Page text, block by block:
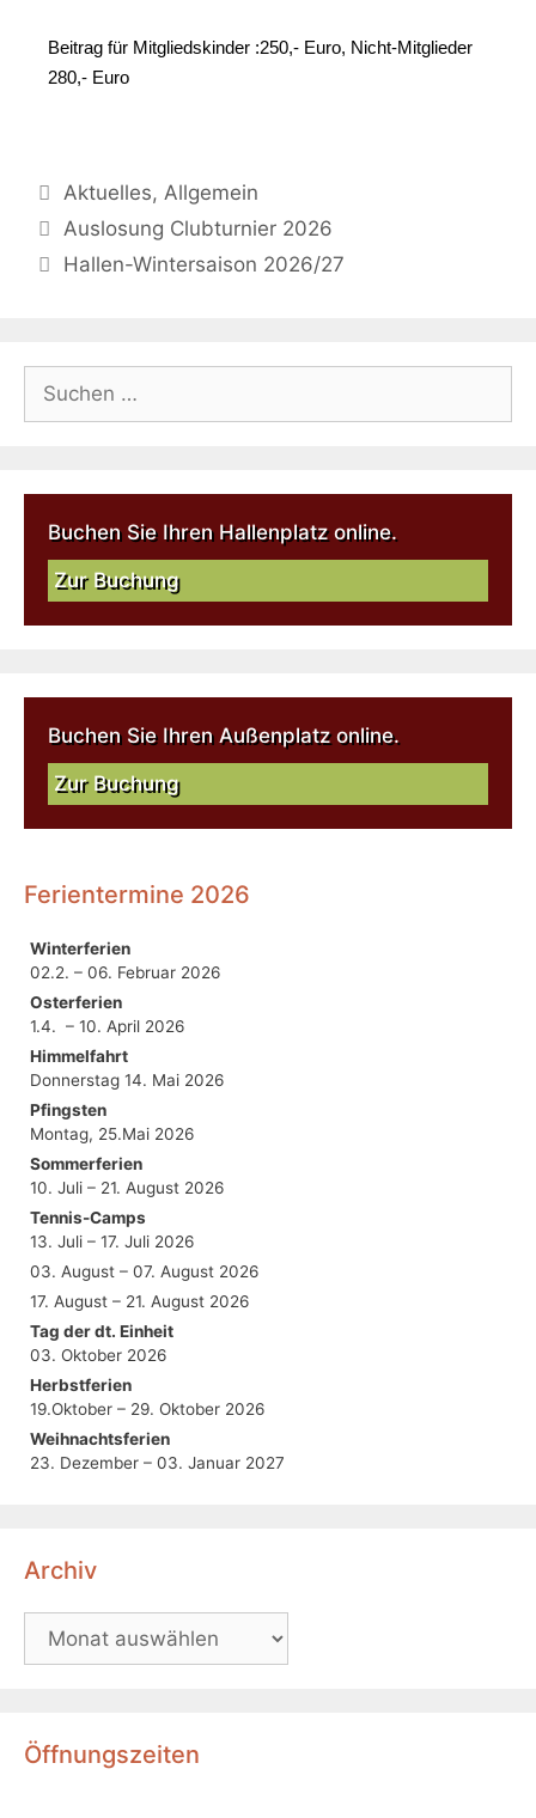
Beitrag für Mitgliedskinder :250,- Euro, Nicht-Mitglieder
280,- Euro
Aktuelles,Allgemein
Auslosung Clubturnier 2026
Hallen-Wintersaison 2026/27
Buchen Sie Ihren Hallenplatz online.
Zur Buchung
Buchen Sie Ihren Außenplatz online.
Zur Buchung
Ferientermine 2026
Winterferien
02.2. – 06. Februar 2026
Osterferien
1.4. – 10. April 2026
Himmelfahrt
Donnerstag 14. Mai 2026
Pfingsten
Montag, 25.Mai 2026
Sommerferien
10. Juli – 21. August 2026
Tennis-Camps
13. Juli – 17. Juli 2026
03. August – 07. August 2026
17. August – 21. August 2026
Tag der dt. Einheit
03. Oktober 2026
Herbstferien
19.Oktober – 29. Oktober 2026
Weihnachtsferien
23. Dezember – 03. Januar 2027
Archiv
Öffnungszeiten